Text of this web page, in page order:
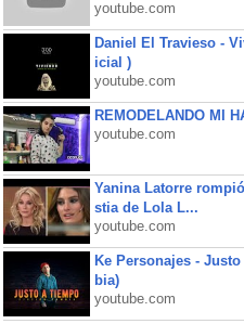
youtube.com
Daniel El Travieso -
icial )
youtube.com
REMODELANDO MI
youtube.com
Yanina Latorre
stia de Lola L...
youtube.com
Ke Personajes -
bia)
youtube.com